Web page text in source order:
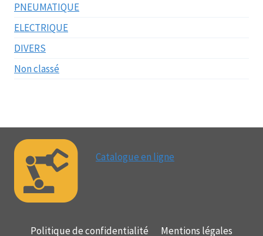
PNEUMATIQUE
ELECTRIQUE
DIVERS
Non classé
Catalogue en ligne
Politique de confidentialité Mentions légales